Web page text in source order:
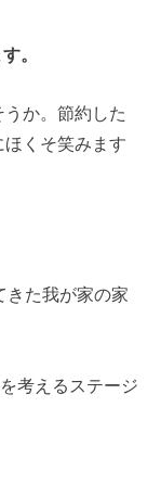
。
か。節約した
くそ笑みます
きた我が家の家
考えるステージ